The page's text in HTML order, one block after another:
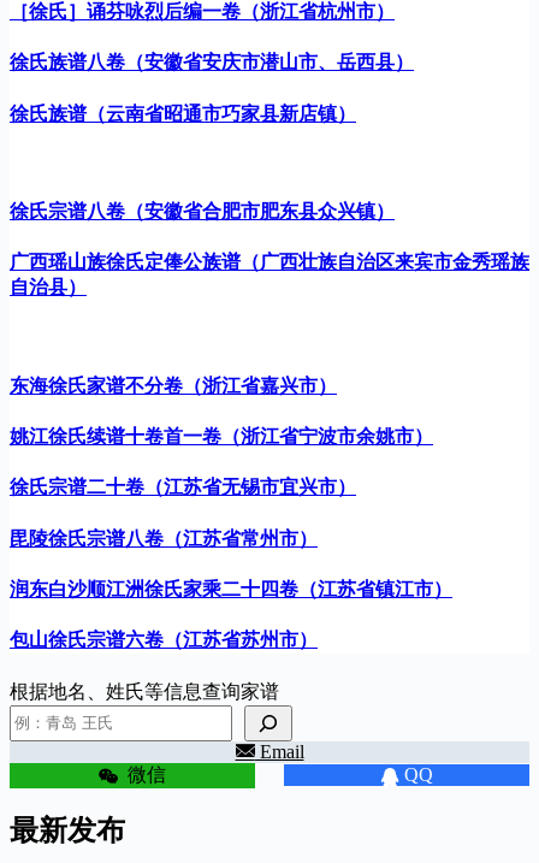
［徐氏］诵芬咏烈后编一卷（浙江省杭州市）
徐氏族谱八卷（安徽省安庆市潜山市、岳西县）
徐氏族谱（云南省昭通市巧家县新店镇）
徐氏宗谱八卷（安徽省合肥市肥东县众兴镇）
广西瑶山族徐氏定俸公族谱（广西壮族自治区来宾市金秀瑶族
自治县）
东海徐氏家谱不分卷（浙江省嘉兴市）
姚江徐氏续谱十卷首一卷（浙江省宁波市余姚市）
徐氏宗谱二十卷（江苏省无锡市宜兴市）
毘陵徐氏宗谱八卷（江苏省常州市）
润东白沙顺江洲徐氏家乘二十四卷（江苏省镇江市）
包山徐氏宗谱六卷（江苏省苏州市）
根据地名、姓氏等信息查询家谱
Email
微信 QQ
最新发布